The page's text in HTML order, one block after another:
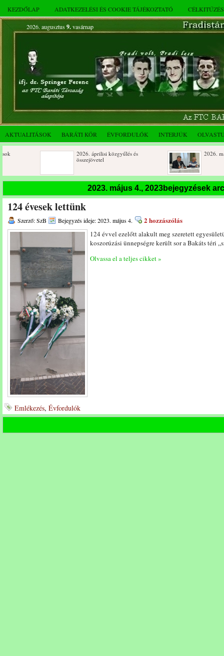
KEZDŐLAP ADATKEZELÉSI ÉS COOKIE TÁJÉKOZTATÓ
2026. augusztus 9.vasárnap
AKTUALITÁSOK BARÁTI KÖR ÉVFORDULÓK INTERJÚK
2026. áprilisi közgyűlés és
2026. márciusi összejövetel
Születésnapi koszorúzások
Rendkívüli közgyűlés és a
novemberi összejövetel
Az FTC Baráti Kör 2025. októberi
összejövetel
2023. május 4., 2023bejegyzések
124 évesek lettünk
Szerző: SzB Bejegyzés ideje: 2023. május 4. 2 hozzászólás
124 évvel ezelőtt alakult meg szeretett
koszorúzási ünnepségre került sor a Bakáts téri
Olvassa el a teljes cikket »
Emlékezés, Évfordulók